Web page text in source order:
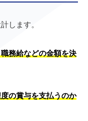
します。
務給などの金額を決
の賞与を支払うのか